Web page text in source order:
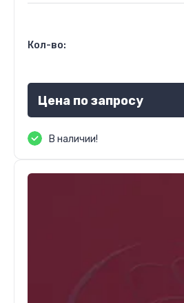
Кол-во:
Цена по запросу
В наличии!